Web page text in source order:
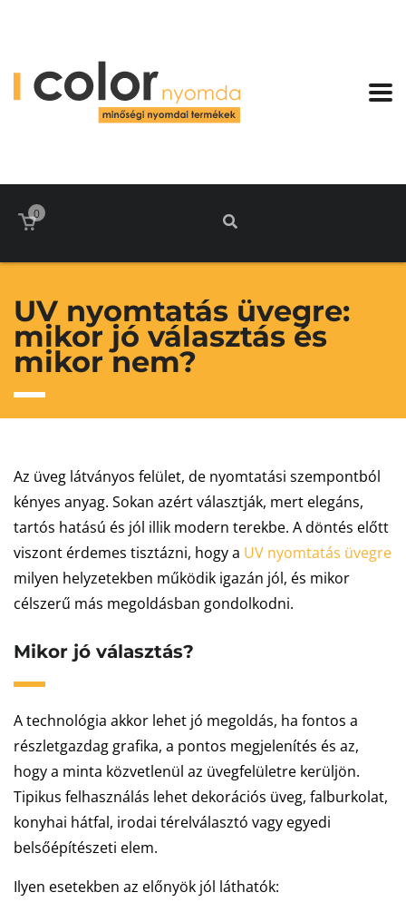
0
UV nyomtatás üvegre:
mikor jó választás és
mikor nem?
Az üveg látványos felület, de nyomtatási szempontból
kényes anyag. Sokan azért választják, mert elegáns,
tartós hatású és jól illik modern terekbe. A döntés előtt
viszont érdemes tisztázni, hogy a UV nyomtatás üvegre
milyen helyzetekben működik igazán jól, és mikor
célszerű más megoldásban gondolkodni.
Mikor jó választás?
A technológia akkor lehet jó megoldás, ha fontos a
részletgazdag grafika, a pontos megjelenítés és az,
hogy a minta közvetlenül az üvegfelületre kerüljön.
Tipikus felhasználás lehet dekorációs üveg, falburkolat,
konyhai hátfal, irodai térelválasztó vagy egyedi
belsőépítészeti elem.
Ilyen esetekben az előnyök jól láthatók: